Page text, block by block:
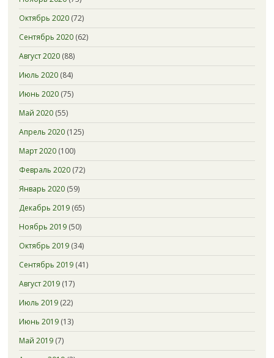
Октябрь 2020(72)
Сентябрь 2020(62)
Август 2020(88)
Июль 2020(84)
Июнь 2020(75)
Май 2020(55)
Апрель 2020(125)
Март 2020(100)
Февраль 2020(72)
Январь 2020(59)
Декабрь 2019(65)
Ноябрь 2019(50)
Октябрь 2019(34)
Сентябрь 2019(41)
Август 2019(17)
Июль 2019(22)
Июнь 2019(13)
Май 2019(7)